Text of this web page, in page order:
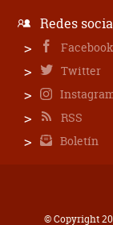
Redes
Facebook
Twitter
RSS
Boletín
© Copyright